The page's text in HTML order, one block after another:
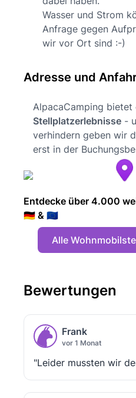
Wasser und Strom
Anfrage gegen
wir vor Ort sind :-)
Adresse und
AlpacaCamping bietet
Stellplatzerlebnisse -
verhindern geben wir
erst in der
Entdecke über 4.000
🇩🇪 & 🇪🇺
Alle
Bewertungen
Frank
vor 1 Monat
"Leider mussten wir